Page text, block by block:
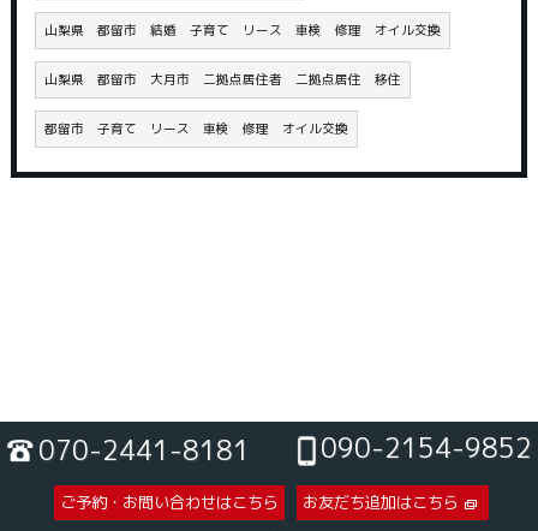
山梨県 都留市 結婚 子育て リース 車検 修理 オイル交換
山梨県 都留市 大月市 二拠点居住者 二拠点居住 移住
都留市 子育て リース 車検 修理 オイル交換
070-2441-8181 090-2154-9852
ご予約・お問い合わせはこちら お友だち追加はこちら